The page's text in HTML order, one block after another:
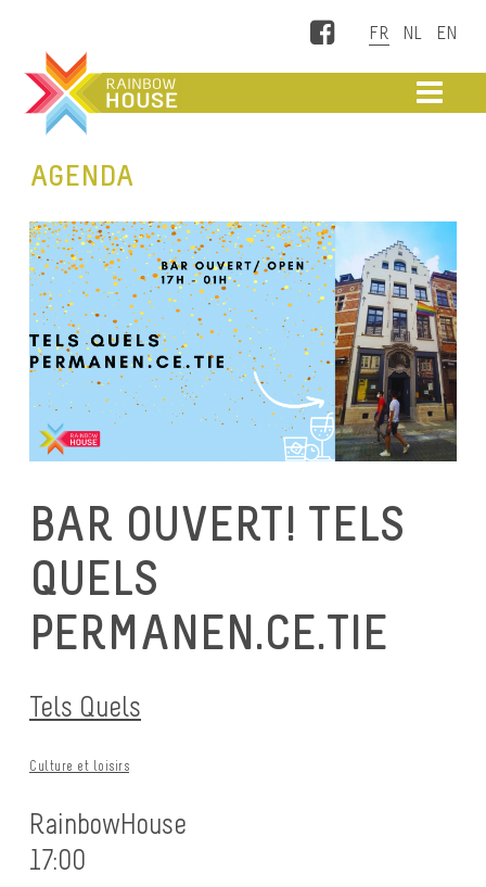
Facebook
AGENDA
BAR OUVERT! TELS
QUELS
PERMANEN.CE.TIE
Tels Quels
Culture et loisirs
RainbowHouse
17:00